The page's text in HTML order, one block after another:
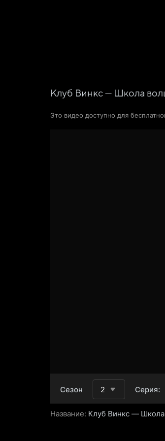
Клуб Винкс — Школа
Это видео доступно для
Сезон 2 Серия:
Название: Клуб Винкс —